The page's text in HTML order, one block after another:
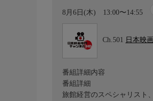
8月6日(木) 13:00〜14:55
Ch.501
日本映
番組詳細内容
番組詳細
旅館経営のスペシャリスト